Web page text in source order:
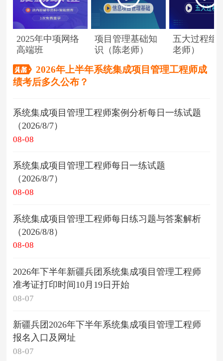
2025年中项网络
高端班
项目管理基础知
识（陈老师）
五大过程组
老师）
2026年上半年系统集成项目管理工程师成
绩考后多久公布？
系统集成项目管理工程师案例分析每日一练试题
（2026/8/7）
08-08
系统集成项目管理工程师每日一练试题
（2026/8/7）
08-08
系统集成项目管理工程师每日练习题与答案解析
（2026/8/8）
08-08
2026年下半年新疆兵团系统集成项目管理工程师
准考证打印时间10月19日开始
08-07
新疆兵团2026年下半年系统集成项目管理工程师
报名入口及网址
08-07